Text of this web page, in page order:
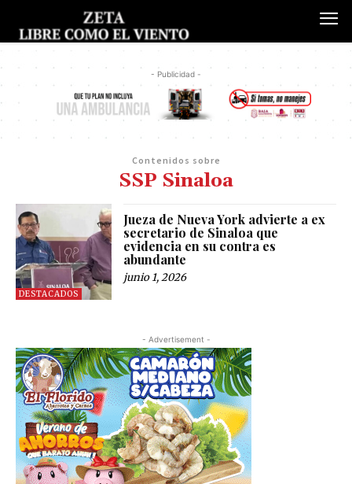
- Publicidad -
Contenidos sobre
SSP Sinaloa
DESTACADOS
Jueza de Nueva York advierte a ex
secretario de Sinaloa que
evidencia en su contra es
abundante
junio 1, 2026
- Advertisement -